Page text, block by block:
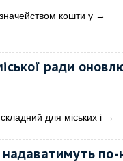
кошти у →
ради
для міських і →
надаватимуть